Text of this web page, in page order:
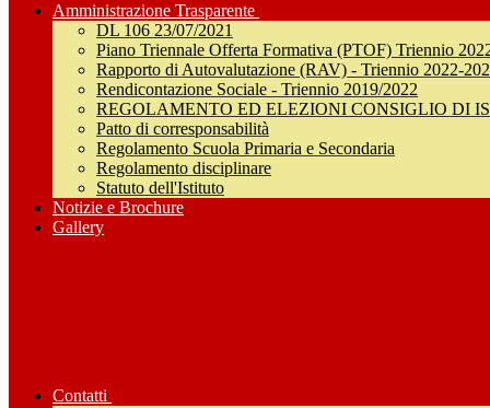
Amministrazione Trasparente
DL 106 23/07/2021
Piano Triennale Offerta Formativa (PTOF) Triennio
Rapporto di Autovalutazione (RAV) - Triennio 2022-
Rendicontazione Sociale - Triennio 2019/2022
REGOLAMENTO ED ELEZIONI CONSIGLIO DI
Patto di corresponsabilità
Regolamento Scuola Primaria e Secondaria
Regolamento disciplinare
Statuto dell'Istituto
Notizie e Brochure
Gallery
Contatti